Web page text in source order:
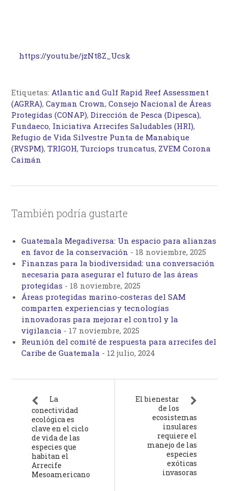
https://youtu.be/jzNt8Z_Ucsk
Etiquetas:Atlantic and Gulf Rapid Reef Assessment
(AGRRA),Cayman Crown,Consejo Nacional de Áreas
Protegidas (CONAP),Dirección de Pesca (Dipesca),
Fundaeco, Iniciativa Arrecifes Saludables (HRI),
Refugio de Vida Silvestre Punta de Manabique
(RVSPM),TRIGOH,Turciops truncatus, ZVEM Corona
Caimán
También podría gustarte
Guatemala Megadiversa: Un espacio para alianzas
en favor de la conservación - 18 noviembre, 2025
Finanzas para la biodiversidad: una conversación
necesaria para asegurar el futuro de las áreas
protegidas - 18 noviembre, 2025
Áreas protegidas marino-costeras del SAM
comparten experiencias y tecnologías
innovadoras para mejorar el control y la
vigilancia - 17 noviembre, 2025
Reunión del comité de respuesta para arrecifes del
Caribe de Guatemala - 12 julio, 2024
La
conectividad
ecológica es
clave en el ciclo
de vida de las
especies que
habitan el
Arrecife
Mesoamericano
El bienestar
de los
ecosistemas
insulares
requiere el
manejo de las
especies
exóticas
invasoras